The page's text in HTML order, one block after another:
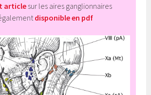
article sur les aires ganglionnaires
disponible en pdf